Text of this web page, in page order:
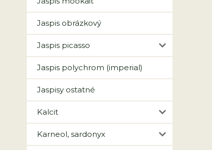
Jaspis obrázkový
Jaspis picasso
Jaspis polychrom (imperial)
Jaspisy ostatné
Kalcit
Karneol, sardonyx